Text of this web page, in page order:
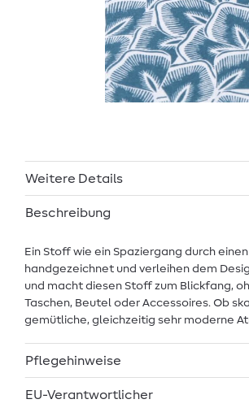
Weitere Details
Beschreibung
Ein Stoff wie ein Spaziergang durch
handgezeichnet und verleihen dem
und macht diesen Stoff zum Blickfang,
Taschen, Beutel oder Accessoires. Ob
gemütliche, gleichzeitig sehr moderne
Pflegehinweise
EU-Verantwortlicher